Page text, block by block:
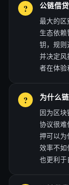
公链借
最大的区
生态依
钥，规则
并决定风
者在体验
为什么
因为区块
协议很难
押可以为
效率不如
也更利于